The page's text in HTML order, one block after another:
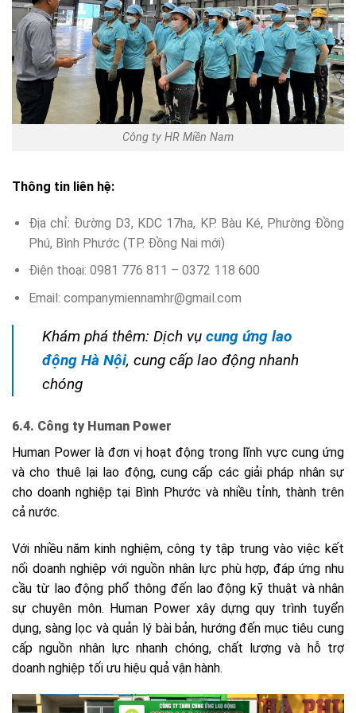
Công ty HR Miền Nam
Thông tin liên hệ:
Địa chỉ: Đường D3, KDC 17ha, KP. Bàu Ké, Phường Đồng
Phú, Bình Phước (TP. Đồng Nai mới)
Điện thoại: 0981 776 811 – 0372 118 600
Email: companymiennamhr@gmail.com
Khám phá thêm: Dịch vụ cung ứng lao
động Hà Nội, cung cấp lao động nhanh
chóng
6.4. Công ty Human Power
Human Power là đơn vị hoạt động trong lĩnh vực cung ứng
và cho thuê lại lao động, cung cấp các giải pháp nhân sự
cho doanh nghiệp tại Bình Phước và nhiều tỉnh, thành trên
cả nước.
Với nhiều năm kinh nghiệm, công ty tập trung vào việc kết
nối doanh nghiệp với nguồn nhân lực phù hợp, đáp ứng nhu
cầu từ lao động phổ thông đến lao động kỹ thuật và nhân
sự chuyên môn. Human Power xây dựng quy trình tuyển
dụng, sàng lọc và quản lý bài bản, hướng đến mục tiêu cung
cấp nguồn nhân lực nhanh chóng, chất lượng và hỗ trợ
doanh nghiệp tối ưu hiệu quả vận hành.